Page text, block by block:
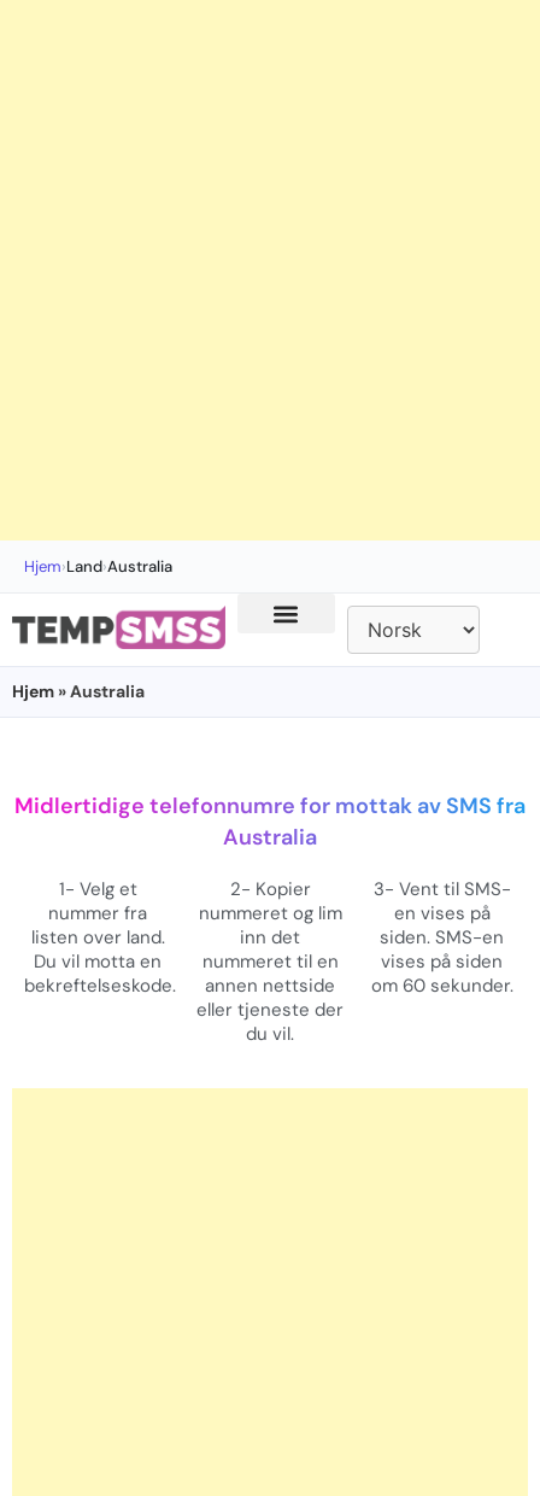
Hjem›Land›Australia
Hjem » Australia
Midlertidige telefonnumre for mottak av SMS fra
Australia
1- Velg et
nummer fra
listen over land.
Du vil motta en
bekreftelseskode.
2- Kopier
nummeret og lim
inn det
nummeret til en
annen nettside
eller tjeneste der
du vil.
3- Vent til SMS-
en vises på
siden. SMS-en
vises på siden
om 60 sekunder.